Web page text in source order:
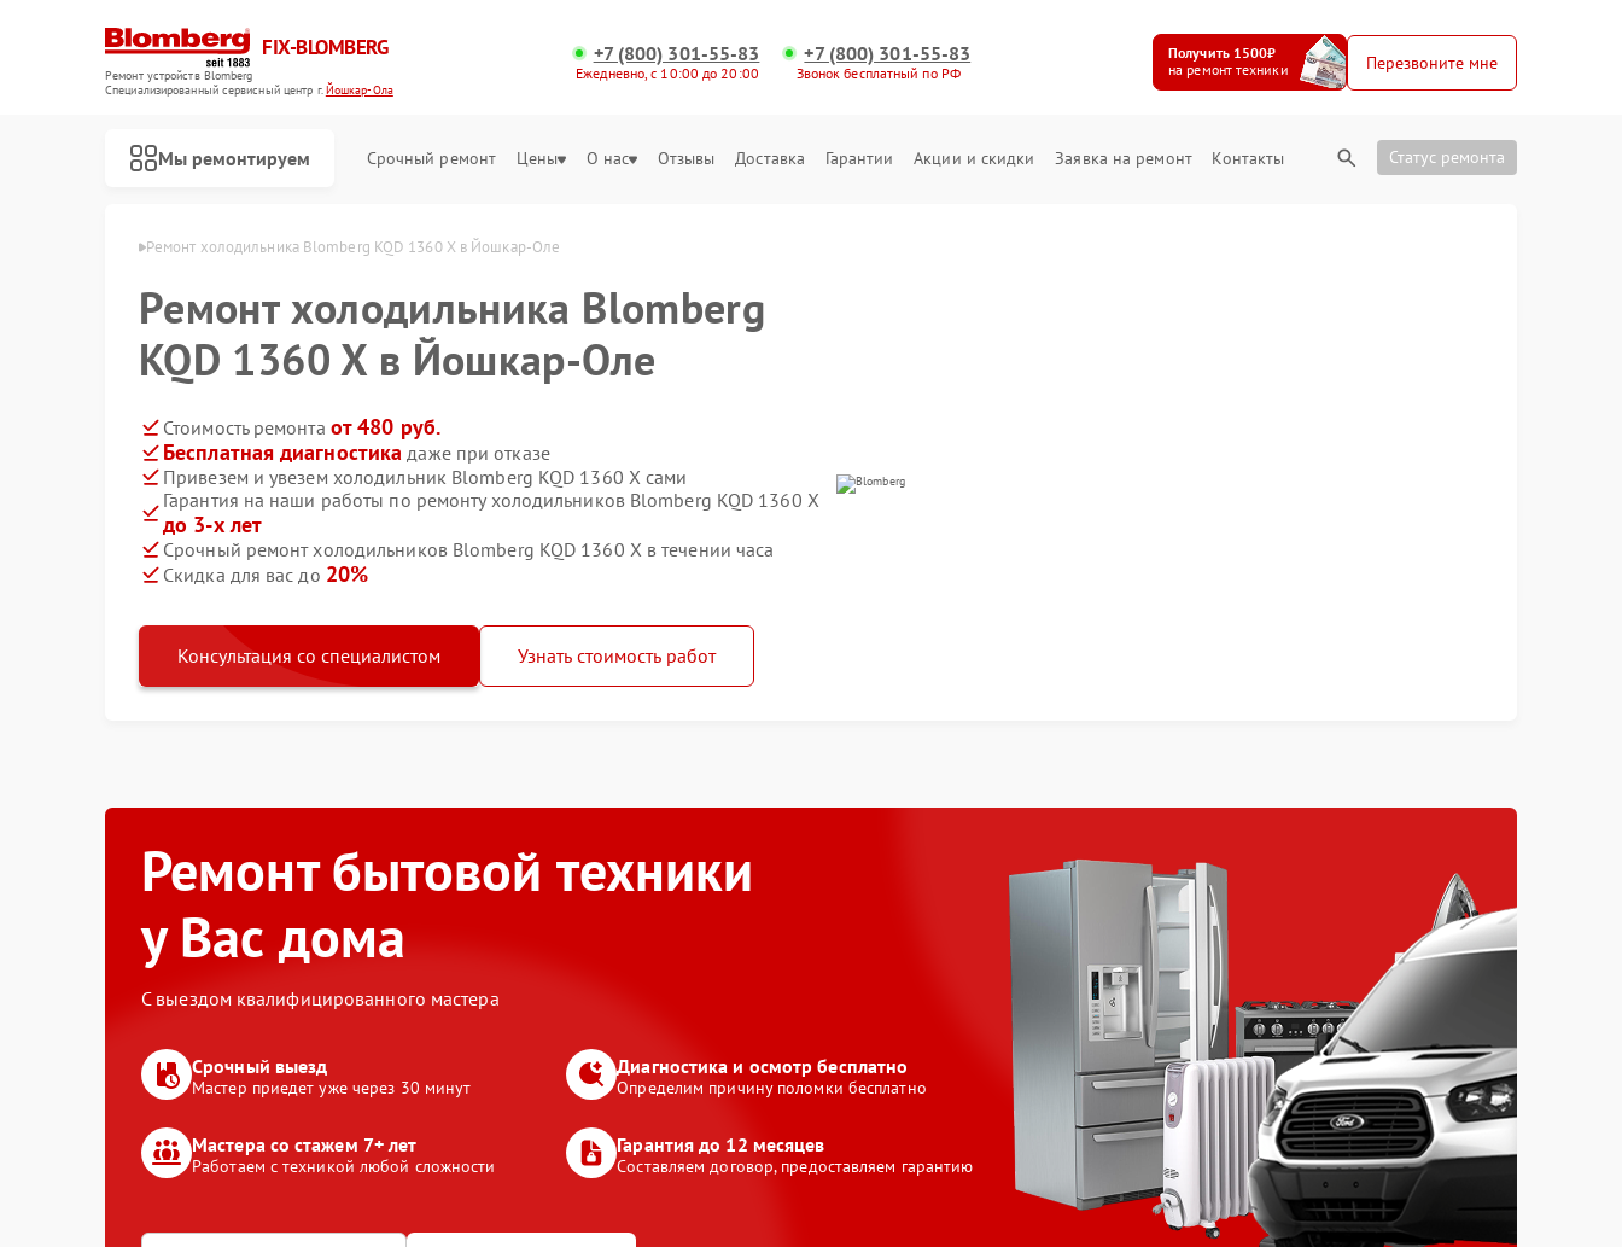
FIX-BLOMBERG
Ремонт устройств Blomberg
Специализированный cервисный центр г.Йошкар-Ола
+7 (800) 301-55-83
Ежедневно, с 10:00 до 20:00
+7 (800) 301-55-83
Звонок бесплатный по РФ
Получить 1500₽
на ремонт техники
Перезвоните мне
Мы ремонтируем Срочный ремонт Цены О нас Отзывы Доставка Гарантии Акции и скидки Заявка на ремонт Контакты Статус ремонта
Ремонт холодильника Blomberg KQD 1360 X в Йошкар-Оле
Ремонт холодильника Blomberg
KQD 1360 X в Йошкар-Оле
Стоимость ремонта от 480 руб.
Бесплатная диагностика даже при отказе
Привезем и увезем холодильник Blomberg KQD 1360 X сами
Гарантия на наши работы по ремонту холодильников Blomberg KQD 1360 X
до 3-х лет
Срочный ремонт холодильников Blomberg KQD 1360 X в течении часа
Скидка для вас до 20%
Консультация со специалистом Узнать стоимость работ
Ремонт бытовой техники
у Вас дома
С выездом квалифицированного мастера
Срочный выезд
Мастер приедет уже через 30 минут
Диагностика и осмотр бесплатно
Определим причину поломки бесплатно
Мастера со стажем 7+ лет
Работаем с техникой любой сложности
Гарантия до 12 месяцев
Составляем договор, предоставляем гарантию